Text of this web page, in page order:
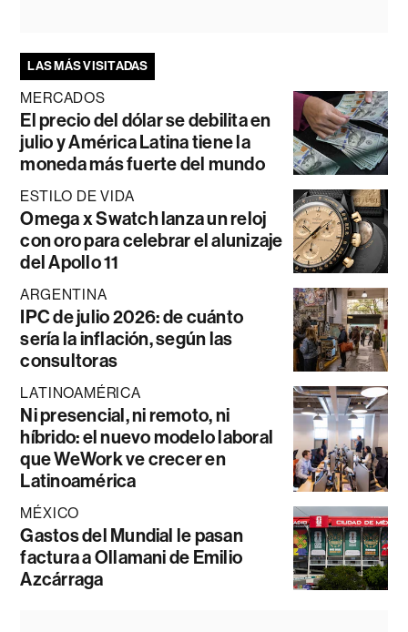
LAS MÁS VISITADAS
MERCADOS
El precio del dólar se debilita en
julio y América Latina tiene la
moneda más fuerte del mundo
ESTILO DE VIDA
Omega x Swatch lanza un reloj
con oro para celebrar el alunizaje
del Apollo 11
ARGENTINA
IPC de julio 2026: de cuánto
sería la inflación, según las
consultoras
LATINOAMÉRICA
Ni presencial, ni remoto, ni
híbrido: el nuevo modelo laboral
que WeWork ve crecer en
Latinoamérica
MÉXICO
Gastos del Mundial le pasan
factura a Ollamani de Emilio
Azcárraga